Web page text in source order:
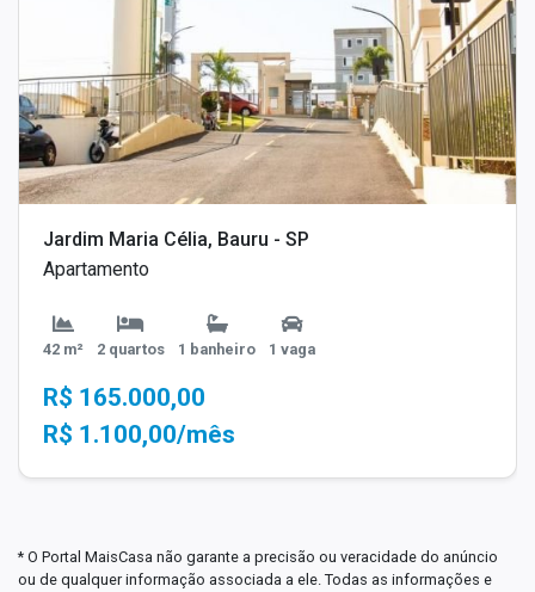
Jardim Maria Célia, Bauru - SP
Apartamento
42 m² 2 quartos 1 banheiro 1 vaga
R$ 165.000,00
R$ 1.100,00/mês
* O Portal MaisCasa não garante a precisão ou veracidade do anúncio
ou de qualquer informação associada a ele. Todas as informações e